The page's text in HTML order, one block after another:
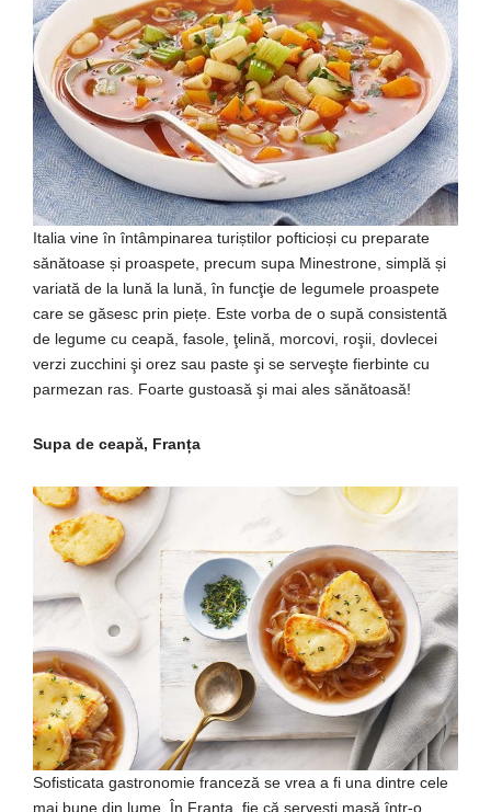
Italia vine în întâmpinarea turiștilor pofticioși cu preparate
sănătoase și proaspete, precum supa Minestrone, simplă și
variată de la lună la lună, în funcţie de legumele proaspete
care se găsesc prin piețe. Este vorba de o supă consistentă
de legume cu ceapă, fasole, ţelină, morcovi, roşii, dovlecei
verzi zucchini şi orez sau paste şi se serveşte fierbinte cu
parmezan ras. Foarte gustoasă şi mai ales sănătoasă!
Supa de ceapă, Franța
Sofisticata gastronomie franceză se vrea a fi una dintre cele
mai bune din lume. În Franța, fie că servești masă într-o